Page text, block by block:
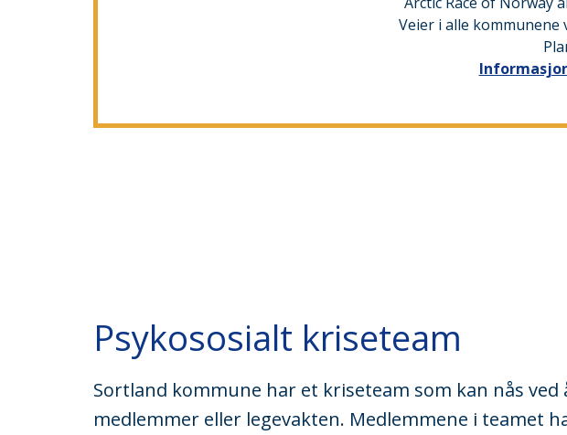
Veier i alle
Psykososialt kriseteam
Sortland kommune har et kriseteam som kan nås ved
medlemmer eller legevakten. Medlemmene i teamet